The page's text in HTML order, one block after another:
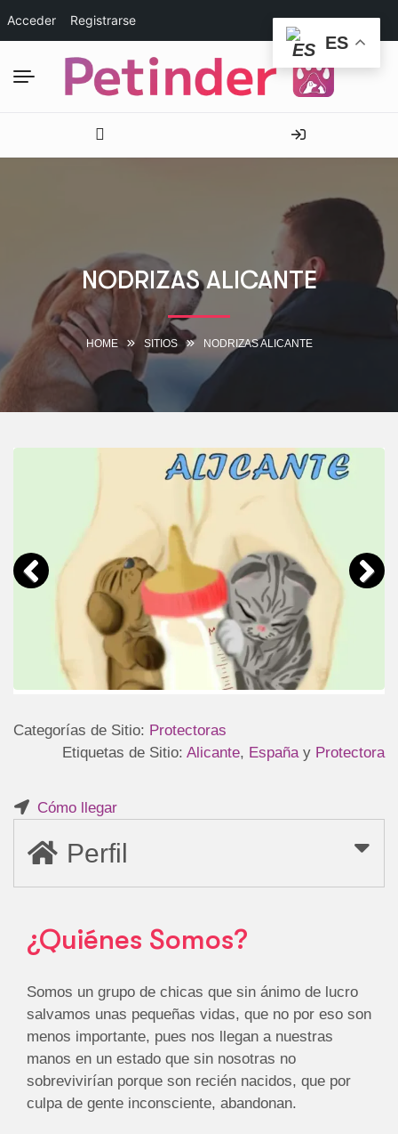
Acceder Registrarse
NODRIZAS ALICANTE
HOME SITIOS NODRIZAS ALICANTE
Categorías de Sitio: Protectoras
Etiquetas de Sitio: Alicante, España y Protectora
Cómo llegar
Perfil
¿Quiénes Somos?
Somos un grupo de chicas que sin ánimo de lucro
salvamos unas pequeñas vidas, que no por eso son
menos importante, pues nos llegan a nuestras
manos en un estado que sin nosotras no
sobrevivirían porque son recién nacidos, que por
culpa de gente inconsciente, abandonan.
ES